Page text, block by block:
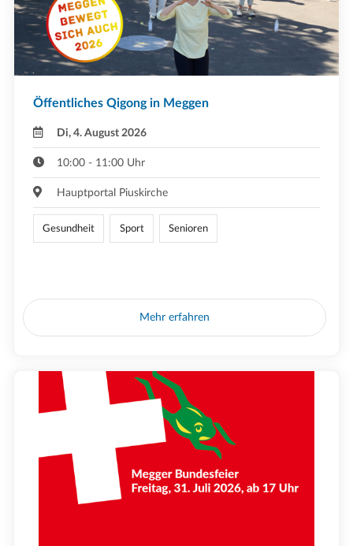
Öffentliches Qigong in Meggen
Di, 4. August 2026
10:00 - 11:00 Uhr
Hauptportal Piuskirche
Gesundheit Sport Senioren
Mehr erfahren